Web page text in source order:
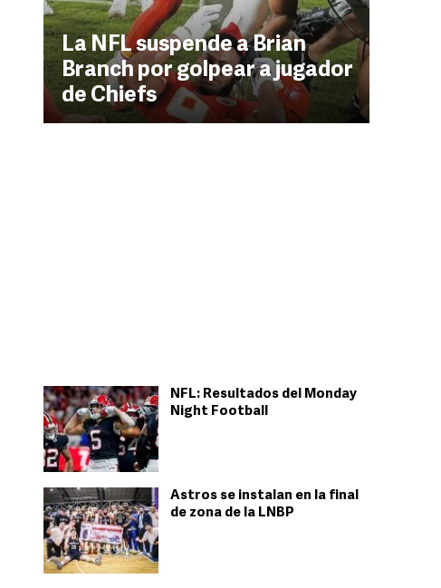
La NFL suspende a Brian
Branch por golpear a jugador
de Chiefs
NFL: Resultados del Monday
Night Football
Astros se instalan en la final
de zona de la LNBP